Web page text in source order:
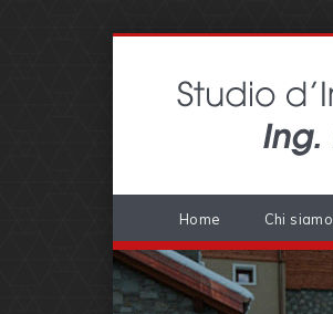
Home Chi siamo